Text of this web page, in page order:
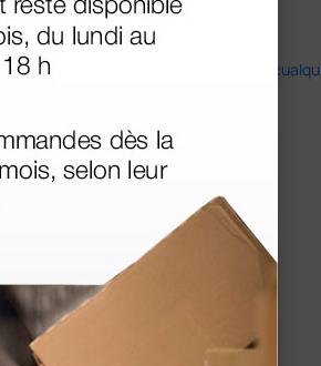
envío cuesta más del doble que en